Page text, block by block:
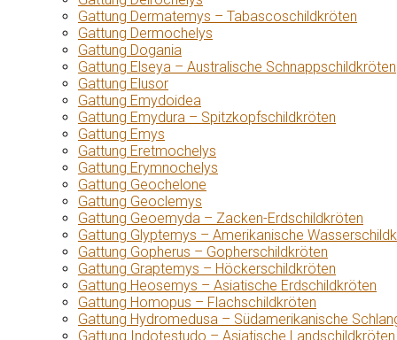
Gattung Dermatemys – Tabascoschildkröten
Gattung Dermochelys
Gattung Dogania
Gattung Elseya – Australische Schnappschildkröten
Gattung Elusor
Gattung Emydoidea
Gattung Emydura – Spitzkopfschildkröten
Gattung Emys
Gattung Eretmochelys
Gattung Erymnochelys
Gattung Geochelone
Gattung Geoclemys
Gattung Geoemyda – Zacken-Erdschildkröten
Gattung Glyptemys – Amerikanische
Gattung Gopherus – Gopherschildkröten
Gattung Graptemys – Höckerschildkröten
Gattung Heosemys – Asiatische Erdschildkröten
Gattung Homopus – Flachschildkröten
Gattung Hydromedusa – Südamerikanische
Gattung Indotestudo – Asiatische Landschildkröten